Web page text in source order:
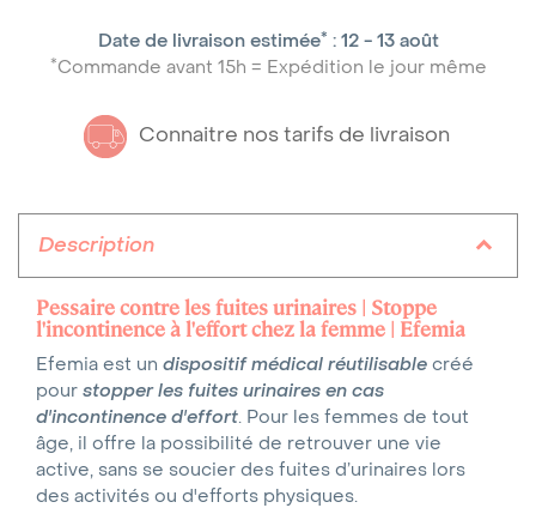
Date de livraison estimée* : 12 - 13 août
*Commande avant 15h = Expédition le jour même
Connaitre nos tarifs de livraison
Description
Pessaire contre les fuites urinaires | Stoppe
l'incontinence à l'effort chez la femme | Efemia
Efemia est un dispositif médical réutilisable créé
pour stopper les fuites urinaires en cas
d'incontinence d'effort. Pour les femmes de tout
âge, il offre la possibilité de retrouver une vie
active, sans se soucier des fuites d’urinaires lors
des activités ou d'efforts physiques.